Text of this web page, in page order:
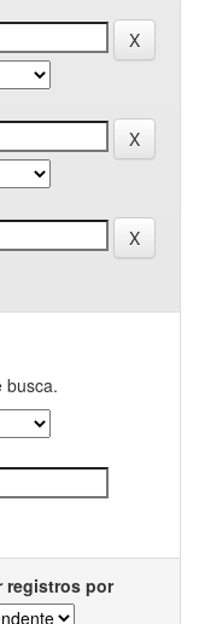
busca.
registros por